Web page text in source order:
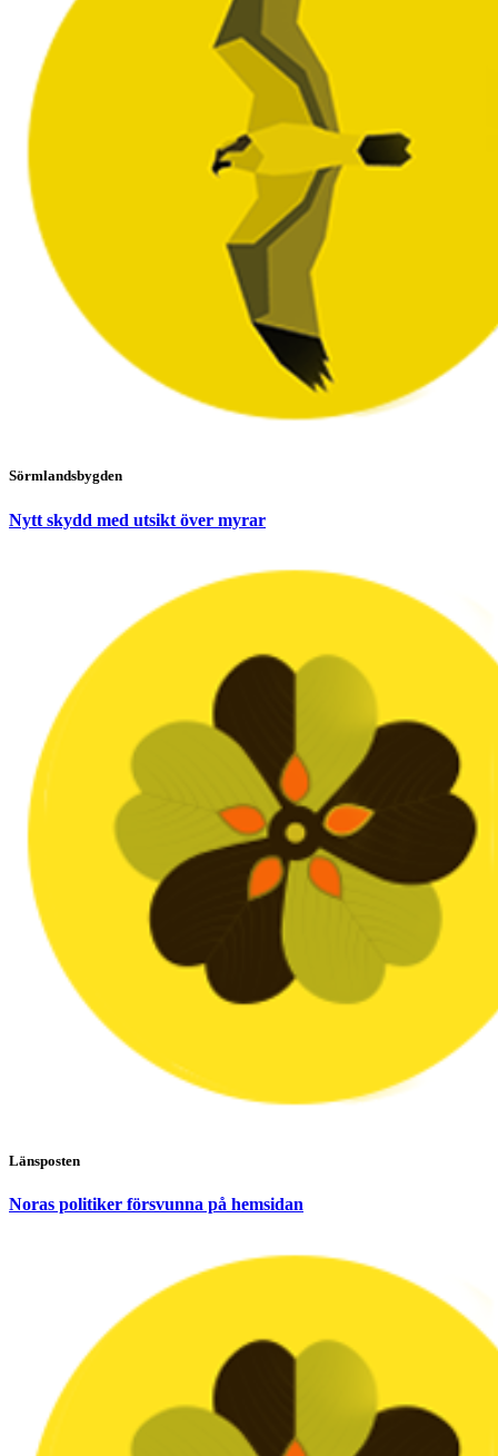
Sörmlandsbygden
Nytt skydd med utsikt över myrar
Länsposten
Noras politiker försvunna på hemsidan